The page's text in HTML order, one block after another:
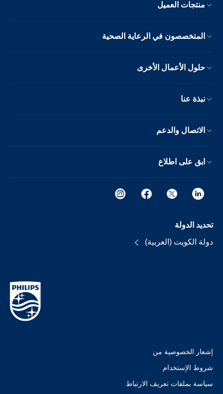
منتجات العميل
المتخصصون في الرعاية الصحية
حلول الأعمال الأخرى
نبذة عنا
الاتصال والدعم
ابق على اطلاع
تحديد الدولة
دولة الكويت (العربية)
إشعار الخصوصية من
شروط الإستخدام
سياسة بملفات تعريف الارتباط